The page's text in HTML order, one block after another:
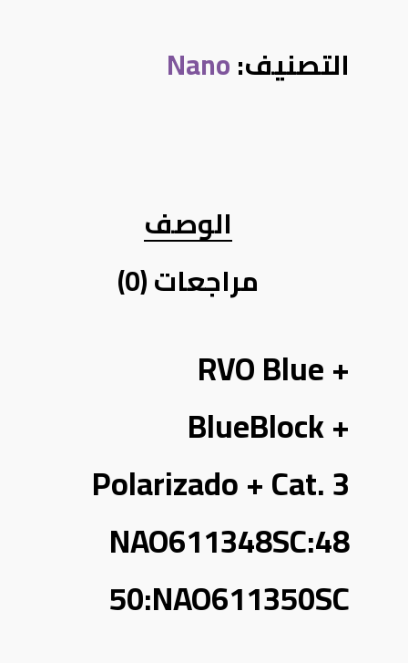
التصنيف:Nano
الوصف
مراجعات (0)
RVO Blue +
BlueBlock +
Polarizado + Cat. 3
48:NAO611348SC
50:NAO611350SC